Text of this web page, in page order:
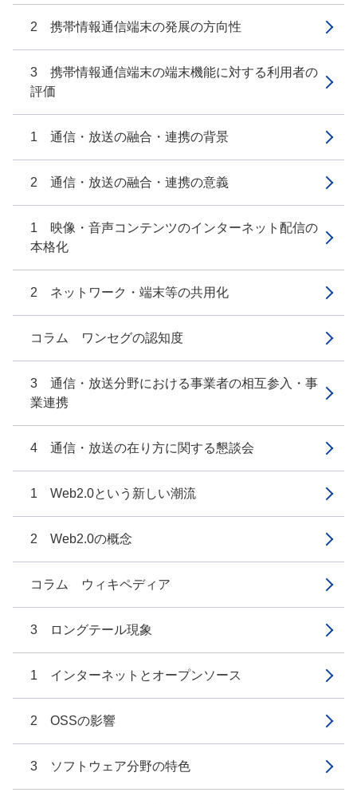
2 携帯情報通信端末の発展の方向性
3 携帯情報通信端末の端末機能に対する利用者の
評価
1 通信・放送の融合・連携の背景
2 通信・放送の融合・連携の意義
1 映像・音声コンテンツのインターネット配信の
本格化
2 ネットワーク・端末等の共用化
コラム ワンセグの認知度
3 通信・放送分野における事業者の相互参入・事
業連携
4 通信・放送の在り方に関する懇談会
1 Web2.0という新しい潮流
2 Web2.0の概念
コラム ウィキペディア
3 ロングテール現象
1 インターネットとオープンソース
2 OSSの影響
3 ソフトウェア分野の特色